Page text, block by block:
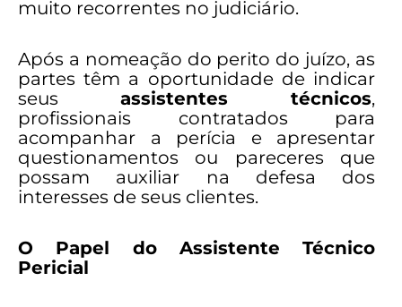
muito recorrentes no judiciário.
Após a nomeação do perito do juízo, as
partes têm a oportunidade de indicar
seus assistentes técnicos,
profissionais contratados para
acompanhar a perícia e apresentar
questionamentos ou pareceres que
possam auxiliar na defesa dos
interesses de seus clientes.
O Papel do Assistente Técnico
Pericial